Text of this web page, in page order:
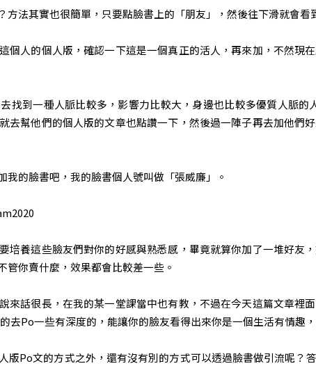
法其實也很簡單，只要點臉書上的「朋友」，然後往下滑就會看
個人的個人版，確認一下這是一個真正的活人，再來加，不然現
找到一種人脈比較多，影響力比較大，身邊也比較多優質人脈
去幫他們的個人版的文章也點讚一下，然後過一陣子再去加他們
的臉書吧，我的臉書個人號叫做「張威廉」。
培養這些臉友們對你的好感與熟悉感，畢竟就算你加了一堆好友
你賣什麼，效果都會比較差一些。
來話很長，在我的某一堂課當中也有教，不過在今天這篇文章裡
去Po一些有深度的，能讓你的臉友看得出來你是一個生活有情趣
版Po文的方式之外，還有沒有別的方式可以透過臉書做引流呢？